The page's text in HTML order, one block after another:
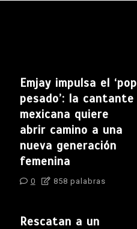
Emjay impulsa el ‘pop
pesado’: la cantante
mexicana quiere
abrir camino a una
nueva generación
femenina
0 858 palabras
Rescatan a un